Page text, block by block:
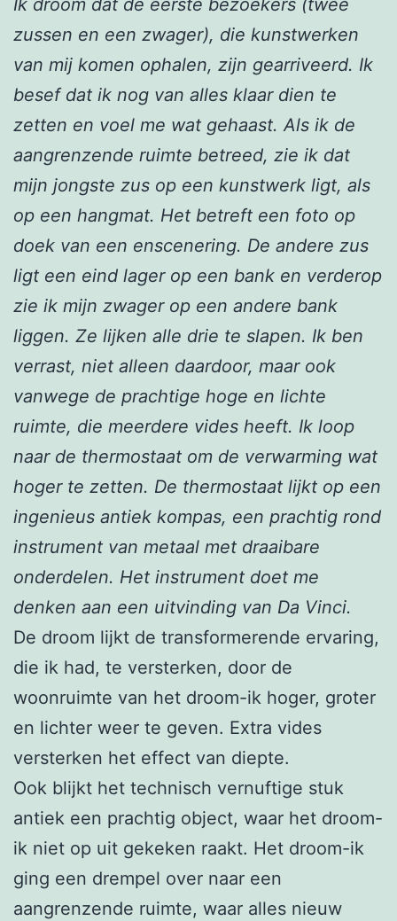
Ik droom dat de eerste bezoekers (twee
zussen en een zwager), die kunstwerken
van mij komen ophalen, zijn gearriveerd. Ik
besef dat ik nog van alles klaar dien te
zetten en voel me wat gehaast. Als ik de
aangrenzende ruimte betreed, zie ik dat
mijn jongste zus op een kunstwerk ligt, als
op een hangmat. Het betreft een foto op
doek van een enscenering. De andere zus
ligt een eind lager op een bank en verderop
zie ik mijn zwager op een andere bank
liggen. Ze lijken alle drie te slapen. Ik ben
verrast, niet alleen daardoor, maar ook
vanwege de prachtige hoge en lichte
ruimte, die meerdere vides heeft. Ik loop
naar de thermostaat om de verwarming wat
hoger te zetten. De thermostaat lijkt op een
ingenieus antiek kompas, een prachtig rond
instrument van metaal met draaibare
onderdelen. Het instrument doet me
denken aan een uitvinding van Da Vinci.
De droom lijkt de transformerende ervaring,
die ik had, te versterken, door de
woonruimte van het droom-ik hoger, groter
en lichter weer te geven. Extra vides
versterken het effect van diepte.
Ook blijkt het technisch vernuftige stuk
antiek een prachtig object, waar het droom-
ik niet op uit gekeken raakt. Het droom-ik
ging een drempel over naar een
aangrenzende ruimte, waar alles nieuw